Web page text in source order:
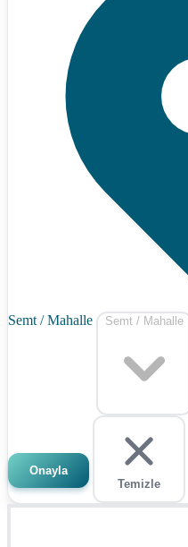
Semt / Mahalle Semt / Mahalle
Onayla
Temizle